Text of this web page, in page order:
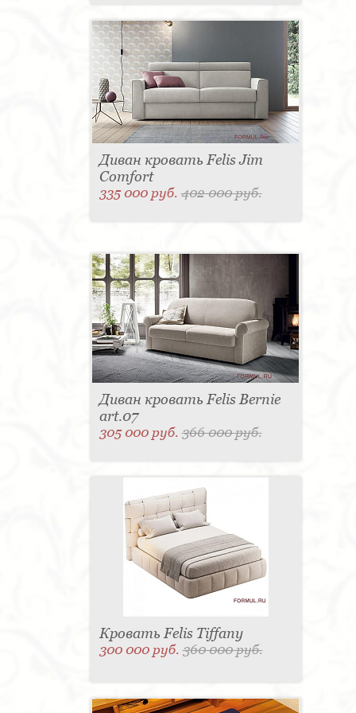
Диван кровать Felis Jim
Comfort
335 000 руб.402 000 руб.
Диван кровать Felis Bernie
art.07
305 000 руб.366 000 руб.
Кровать Felis Tiffany
300 000 руб.360 000 руб.